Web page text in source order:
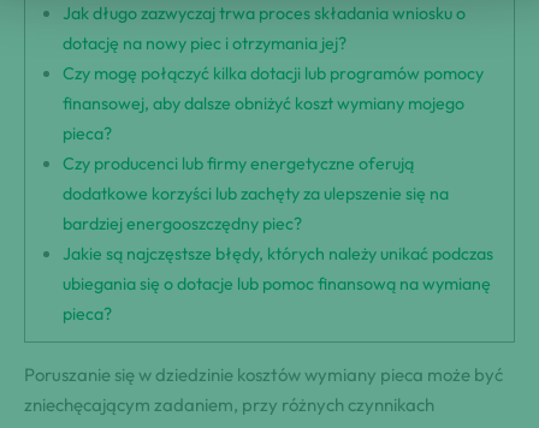
Jak długo zazwyczaj trwa proces składania wniosku o
dotację na nowy piec i otrzymania jej?
Czy mogę połączyć kilka dotacji lub programów pomocy
finansowej, aby dalsze obniżyć koszt wymiany mojego
pieca?
Czy producenci lub firmy energetyczne oferują
dodatkowe korzyści lub zachęty za ulepszenie się na
bardziej energooszczędny piec?
Jakie są najczęstsze błędy, których należy unikać podczas
ubiegania się o dotacje lub pomoc finansową na wymianę
pieca?
Poruszanie się w dziedzinie kosztów wymiany pieca może być
zniechęcającym zadaniem, przy różnych czynnikach